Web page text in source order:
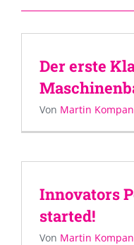
Der erste
Von Martin Kompan
Innovators
started!
Von Martin Kompan